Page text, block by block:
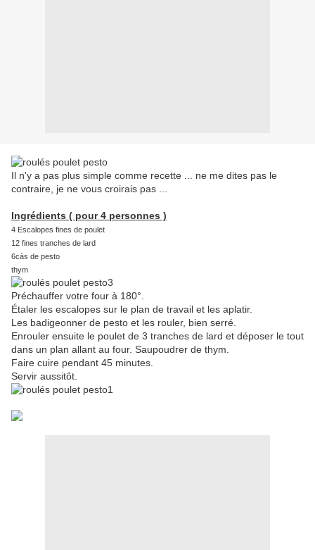
Il n'y a pas plus simple comme recette ... ne me dites pas le
contraire, je ne vous croirais pas ...
Ingrédients ( pour 4 personnes )
4 Escalopes fines de poulet
12 fines tranches de lard
6càs de pesto
thym
Préchauffer votre four à 180°.
Étaler les escalopes sur le plan de travail et les aplatir.
Les badigeonner de pesto et les rouler, bien serré.
Enrouler ensuite le poulet de 3 tranches de lard et déposer le tout
dans un plan allant au four. Saupoudrer de thym.
Faire cuire pendant 45 minutes.
Servir aussitôt.